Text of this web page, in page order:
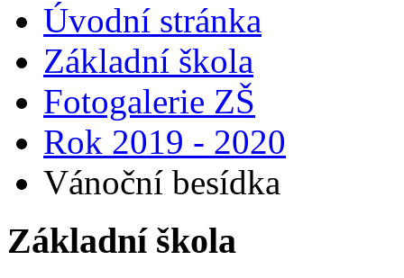
Úvodní stránka
Základní škola
Fotogalerie ZŠ
Rok 2019 - 2020
Vánoční besídka
Základní škola